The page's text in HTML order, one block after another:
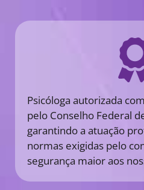
Psicóloga autorizada
pelo Conselho Federal
garantindo a atuação
normas exigidas pelo
segurança maior aos